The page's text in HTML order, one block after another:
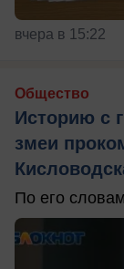
вчера в 15:22
Общество
Историю с
змеи
По его